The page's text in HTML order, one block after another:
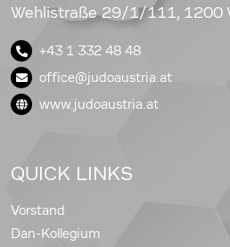
Wehlistraße 29/1/111, 1200
+43 1 332 48 48
office@judoaustria.at
www.judoaustria.at
QUICK LINKS
Vorstand
Dan-Kollegium